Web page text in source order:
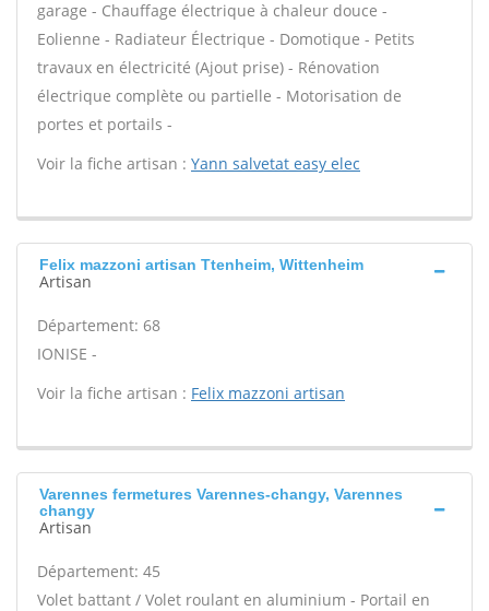
garage - Chauffage électrique à chaleur douce -
Eolienne - Radiateur Électrique - Domotique - Petits
travaux en électricité (Ajout prise) - Rénovation
électrique complète ou partielle - Motorisation de
portes et portails -
Voir la fiche artisan : Yann salvetat easy elec
Felix mazzoni artisan Ttenheim, Wittenheim
Artisan
Département: 68
IONISE -
Voir la fiche artisan : Felix mazzoni artisan
Varennes fermetures Varennes-changy, Varennes
changy
Artisan
Département: 45
Volet battant / Volet roulant en aluminium - Portail en